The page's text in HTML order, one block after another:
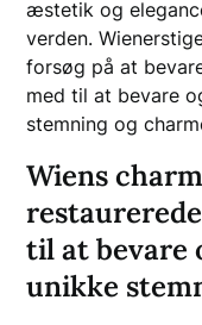
æstetik og
verden.
forsøg på at
med til at bevare
stemning og
Wiens
til at bevare
unikke